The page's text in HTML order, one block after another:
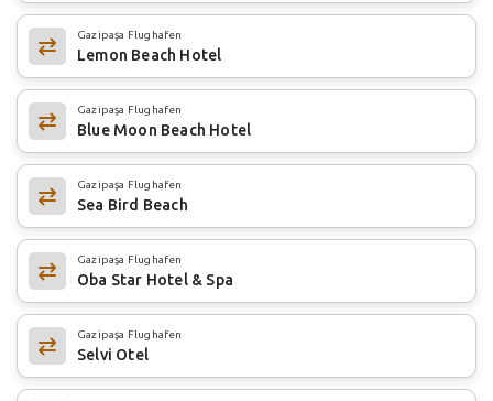
Gazipaşa Flughafen
Lemon Beach Hotel
Gazipaşa Flughafen
Blue Moon Beach Hotel
Gazipaşa Flughafen
Sea Bird Beach
Gazipaşa Flughafen
Oba Star Hotel & Spa
Gazipaşa Flughafen
Selvi Otel